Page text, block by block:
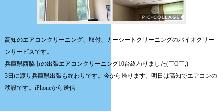
高知のエアコンクリーニング、取付、カーシートクリーニングのバイオクリー
ンサービスです。
兵庫県西脇市の出張エアコンクリーニング10台終わりました(￣O￣;)
3日に渡り兵庫県出張も終わりです。今から帰ります。明日は高知でエアコンの
移設です。iPhoneから送信